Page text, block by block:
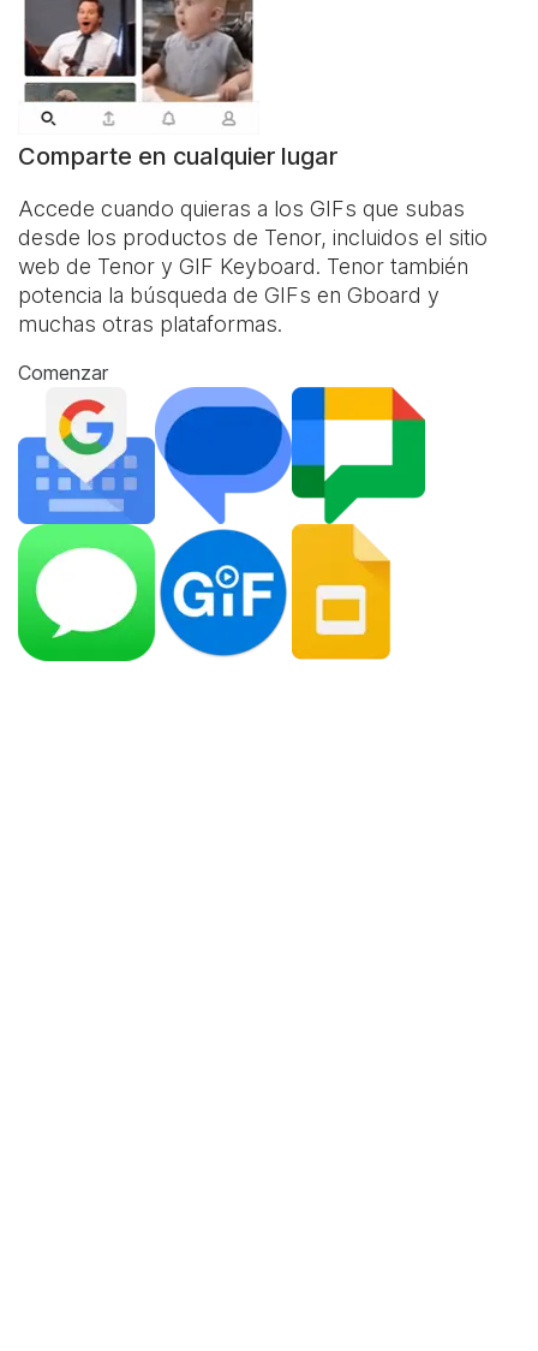
Comparte en cualquier lugar
Accede cuando quieras a los GIFs que subas
desde los productos de Tenor, incluidos el sitio
web de Tenor y GIF Keyboard. Tenor también
potencia la búsqueda de GIFs en Gboard y
muchas otras plataformas.
Comenzar